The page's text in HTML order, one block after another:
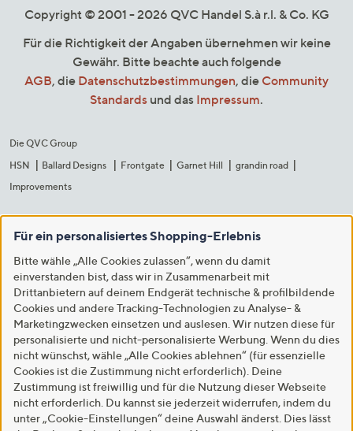
Copyright © 2001 - 2026 QVC Handel S.à r.l. & Co. KG
Für die Richtigkeit der Angaben übernehmen wir keine
Gewähr. Bitte beachte auch folgende
AGB, die Datenschutzbestimmungen, die Community
Standards und das Impressum.
Die QVC Group
HSN
Ballard Designs Frontgate Garnet Hill
grandin road
Improvements
Für ein personalisiertes Shopping-Erlebnis
Bitte wähle „Alle Cookies zulassen“, wenn du damit
einverstanden bist, dass wir in Zusammenarbeit mit
Drittanbietern auf deinem Endgerät technische & profilbildende
Cookies und andere Tracking-Technologien zu Analyse- &
Marketingzwecken einsetzen und auslesen. Wir nutzen diese für
personalisierte und nicht-personalisierte Werbung. Wenn du dies
nicht wünschst, wähle „Alle Cookies ablehnen“ (für essenzielle
Cookies ist die Zustimmung nicht erforderlich). Deine
Zustimmung ist freiwillig und für die Nutzung dieser Webseite
nicht erforderlich. Du kannst sie jederzeit widerrufen, indem du
unter „Cookie-Einstellungen“ deine Auswahl änderst. Dies lässt